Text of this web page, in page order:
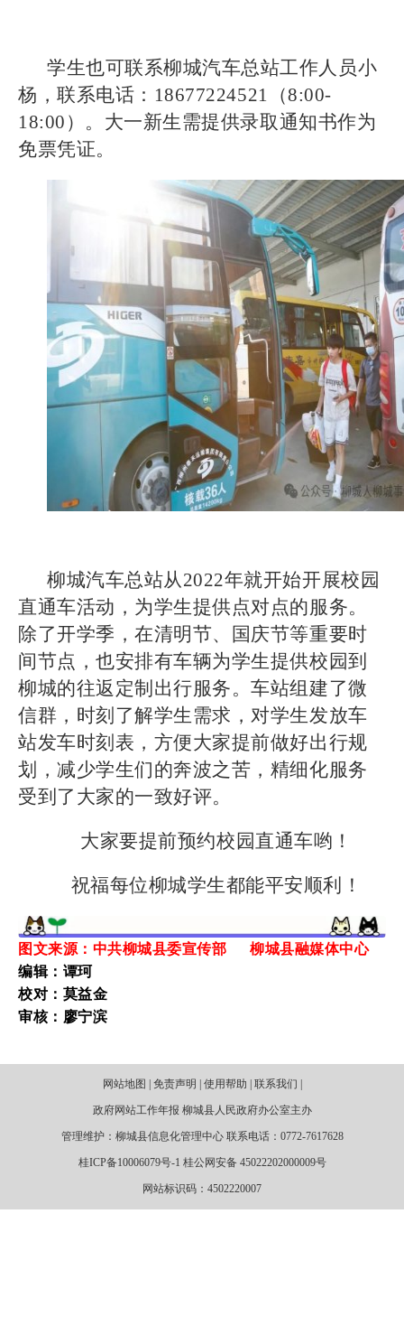
学生也可联系柳城汽车总站工作人员小
杨，联系电话：18677224521（8:00-
18:00）。大一新生需提供录取通知书作为
免票凭证。
柳城汽车总站从2022年就开始开展校园
直通车活动，为学生提供点对点的服务。
除了开学季，在清明节、国庆节等重要时
间节点，也安排有车辆为学生提供校园到
柳城的往返定制出行服务。车站组建了微
信群，时刻了解学生需求，对学生发放车
站发车时刻表，方便大家提前做好出行规
划，减少学生们的奔波之苦，精细化服务
受到了大家的一致好评。
大家要提前预约校园直通车哟！
祝福每位柳城学生都能平安顺利！
图文来源：中共柳城县委宣传部 柳城县融媒体中心
编辑：谭珂
校对：莫益金
审核：廖宁滨
网站地图 | 免责声明 | 使用帮助 | 联系我们 |
政府网站工作年报 柳城县人民政府办公室主办
管理维护：柳城县信息化管理中心 联系电话：0772-7617628
桂ICP备10006079号-1 桂公网安备 45022202000009号
网站标识码：4502220007